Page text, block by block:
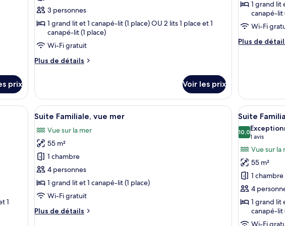
prix
de
chambre :
Chambre
Supérieure,
vue
3 personnes
1 grand lit et 1 canapé-lit (1 place) OU 2 lits 1 place et 1
canapé-lit (1 place)
Wi-Fi gratuit
Plus de détails
Plus
le
type
de
Chambre
Supérieure,
vue
jardin
Voir les prix
chambre :
Chambre
la
mer
1 grand lit
canapé-lit
Wi-Fi
Plus de
Plus
de
chambre
Chambre
vue
partielle
sur
la
mer
moderne avec un lit, un canapé, une petite table et une plante en pot.
1
Afficher
toutes
les
photos
pour
ce
type
de
chambre :
Suite
Un intérieur moderne avec une armoire en bois,
10
Suite Familiale, vue mer
Vue sur la mer
55 m²
1 chambre
4 personnes
1 grand lit et 1 canapé-lit (1 place)
Wi-Fi gratuit
Plus de détails
Plus
Afficher
toutes
les
photos
pour
ce
type
de
chambre :
Suite
8
Suite
10,010,0 sur 10
1 avis
(1 avis)
Vue sur la
55 m²
1 chambre
4
1 grand lit
canapé-lit
Wi-Fi